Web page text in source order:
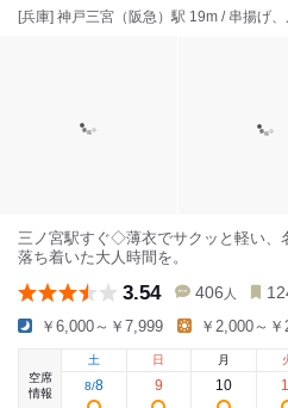
[兵庫] 神戸三宮（阪急）駅 19m / 串揚げ
三ノ宮駅すぐ◇薄衣でサクッと軽い、
落ち着いた大人時間を。
3.54 406 人
￥6,000～￥7,999 ￥2,000～
空席
情報
土
8/8
日
9
月
10